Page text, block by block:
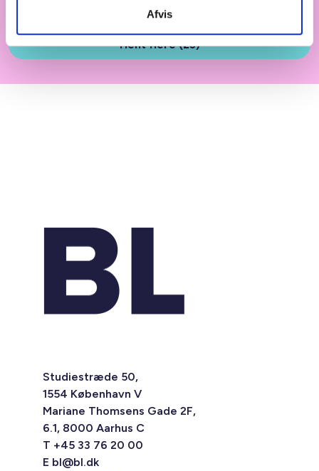
Afvis
Hent flere (23)
Studiestræde 50,
1554 København V
Mariane Thomsens Gade 2F,
6.1, 8000 Aarhus C
T +45 33 76 20 00
E bl@bl.dk